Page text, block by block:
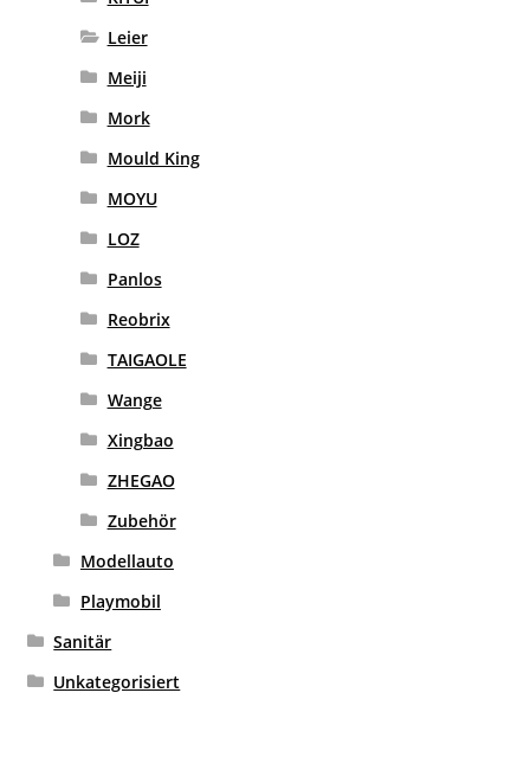
Leier
Meiji
Mork
Mould King
MOYU
LOZ
Panlos
Reobrix
TAIGAOLE
Wange
Xingbao
ZHEGAO
Zubehör
Modellauto
Playmobil
Sanitär
Unkategorisiert